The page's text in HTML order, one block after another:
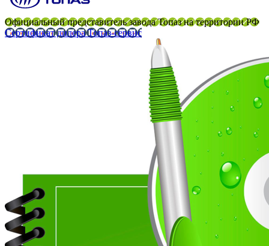
Официальный представитель завода Топаз на территории РФ
Сертификат дилера Топаз-сервис